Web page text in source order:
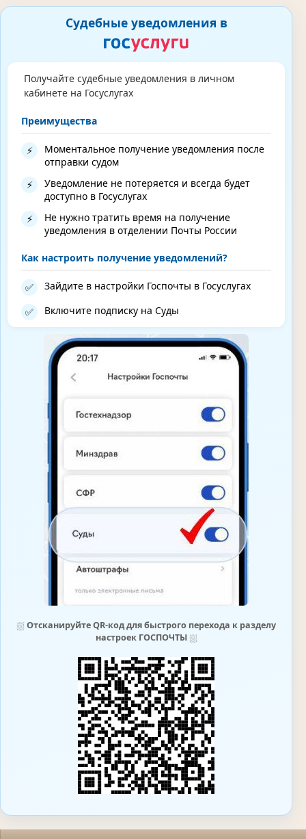
Судебные уведомления в
Получайте судебные уведомления в личном
кабинете на Госуслугах
Преимущества
⚡
Моментальное получение уведомления после
отправки судом
⚡
Уведомление не потеряется и всегда будет
доступно в Госуслугах
⚡
Не нужно тратить время на получение
уведомления в отделении Почты России
Как настроить получение уведомлений?
✅ Зайдите в настройки Госпочты в Госуслугах
✅ Включите подписку на Суды
⛆ Отсканируйте QR-код для быстрого перехода к разделу
настроек ГОСПОЧТЫ⛆